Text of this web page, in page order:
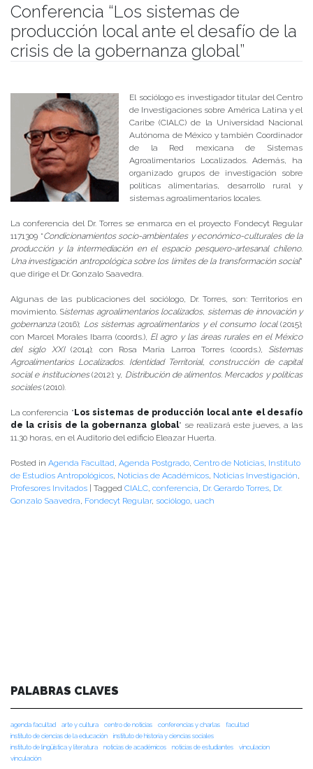
Conferencia “Los sistemas de
producción local ante el desafío de la
crisis de la gobernanza global”
El sociólogo es investigador titular del Centro
de Investigaciones sobre América Latina y el
Caribe (CIALC) de la Universidad Nacional
Autónoma de México y también Coordinador
de la Red mexicana de Sistemas
Agroalimentarios Localizados. Además, ha
organizado grupos de investigación sobre
políticas alimentarias, desarrollo rural y
sistemas agroalimentarios locales.
La conferencia del Dr. Torres se enmarca en el proyecto Fondecyt Regular
1171309 “Condicionamientos socio-ambientales y económico-culturales de la
producción y la intermediación en el espacio pesquero-artesanal chileno.
Una investigación antropológica sobre los límites de la transformación social”
que dirige el Dr. Gonzalo Saavedra.
Algunas de las publicaciones del sociólogo, Dr. Torres, son: Territorios en
movimiento. Sistemas agroalimentarios localizados, sistemas de innovación y
gobernanza(2016); Los sistemas agroalimentarios y el consumo local(2015);
con Marcel Morales Ibarra (coords.), El agro y las áreas rurales en el México
del siglo XXI(2014); con Rosa María Larroa Torres (coords.), Sistemas
Agroalimentarios Localizados. Identidad Territorial, construcción de capital
social e instituciones(2012); y, Distribución de alimentos. Mercados y políticas
sociales(2010).
La conferencia “Los sistemas de producción local ante el desafío
de la crisis de la gobernanza global” se realizará este jueves, a las
11.30 horas, en el Auditorio del edificio Eleazar Huerta.
Posted in Agenda Facultad Agenda Postgrado Centro de Noticias Instituto
de Estudios Antropológicos Noticias de Académicos Noticias Investigación
Profesores Invitados | Tagged CIALC conferencia Dr. Gerardo Torres Dr.
Gonzalo Saavedra Fondecyt Regular, sociólogo uach
PALABRAS CLAVES
agenda facultad arte y cultura centro de noticias conferencias y charlas
facultad
instituto de ciencias de la educación
instituto de historia y ciencias sociales
instituto de lingüística y literatura
noticias de académicos noticias de estudiantes
vinculacion
vinculación